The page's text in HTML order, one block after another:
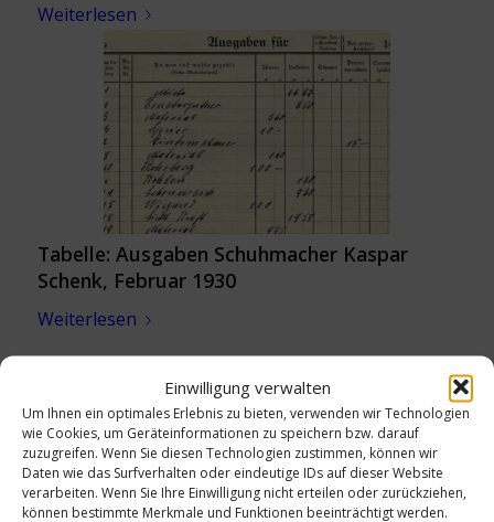
Einwilligung verwalten
Um Ihnen ein optimales Erlebnis zu bieten, verwenden wir Technologien
wie Cookies, um Geräteinformationen zu speichern bzw. darauf
zuzugreifen. Wenn Sie diesen Technologien zustimmen, können wir
Daten wie das Surfverhalten oder eindeutige IDs auf dieser Website
verarbeiten. Wenn Sie Ihre Einwilligung nicht erteilen oder zurückziehen,
können bestimmte Merkmale und Funktionen beeinträchtigt werden.
Weiterlesen
Tabelle: Ausgaben Schuhmacher Kaspar
Schenk, Februar 1930
Weiterlesen